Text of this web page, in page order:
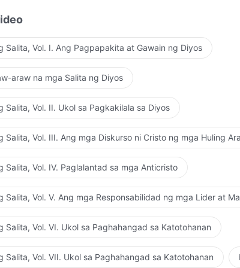
Salita, Vol. I. Ang Pagpapakita at Gawain ng Diyos
araw na mga Salita ng Diyos
Salita, Vol. II. Ukol sa Pagkakilala sa Diyos
Salita, Vol. III. Ang mga Diskurso ni Cristo ng mga Huling
Salita, Vol. IV. Paglalantad sa mga Anticristo
Salita, Vol. V. Ang mga Responsabilidad ng mga Lider at
Salita, Vol. VI. Ukol sa Paghahangad sa Katotohanan
Salita, Vol. VII. Ukol sa Paghahangad sa Katotohanan